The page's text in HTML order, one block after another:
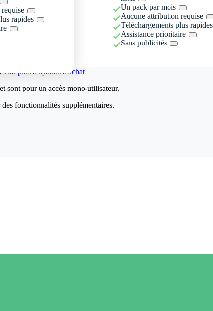
rapides
Un pack par mois
Aucune attribution requise
Téléchargements plus rapides
Assistance prioritaire
Sans publicités
Voir plus d'options d'achat
et sont pour un accès mono-utilisateur.
des fonctionnalités supplémentaires.